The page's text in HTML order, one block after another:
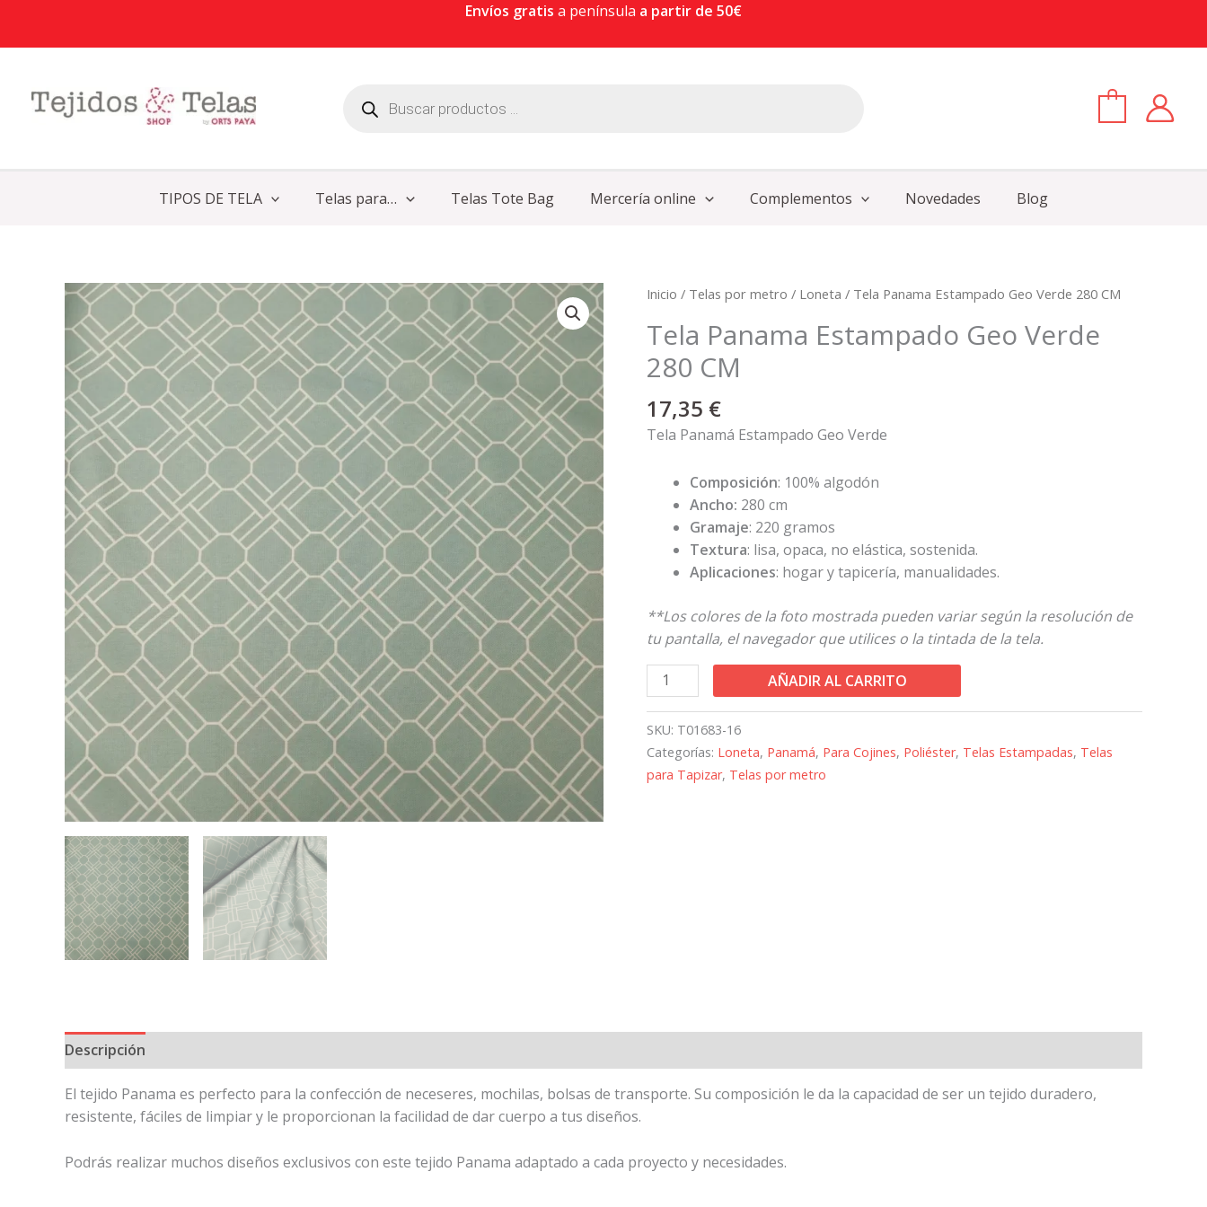
Envíos gratis a península a partir de 50€
TIPOS DE TELA Telas para… Telas Tote Bag Mercería online Complementos Novedades Blog
Inicio / Telas por metro / Loneta / Tela Panama Estampado Geo Verde 280 CM
Tela Panama Estampado Geo Verde
280 CM
17,35 €
Tela Panamá Estampado Geo Verde
Composición: 100% algodón
Ancho: 280 cm
Gramaje: 220 gramos
Textura: lisa, opaca, no elástica, sostenida.
Aplicaciones: hogar y tapicería, manualidades.
**Los colores de la foto mostrada pueden variar según la resolución de
tu pantalla, el navegador que utilices o la tintada de la tela.
Tela
Estampado
Geo
Verde
280
CM
AÑADIR AL CARRITO
SKU: T01683-16
Categorías: Loneta, Panamá, Para Cojines, Poliéster, Telas Estampadas, Telas
para Tapizar, Telas por metro
Descripción
El tejido Panama es perfecto para la confección de neceseres, mochilas, bolsas de transporte. Su composición le da la capacidad de ser un tejido duradero,
resistente, fáciles de limpiar y le proporcionan la facilidad de dar cuerpo a tus diseños.
Podrás realizar muchos diseños exclusivos con este tejido Panama adaptado a cada proyecto y necesidades.